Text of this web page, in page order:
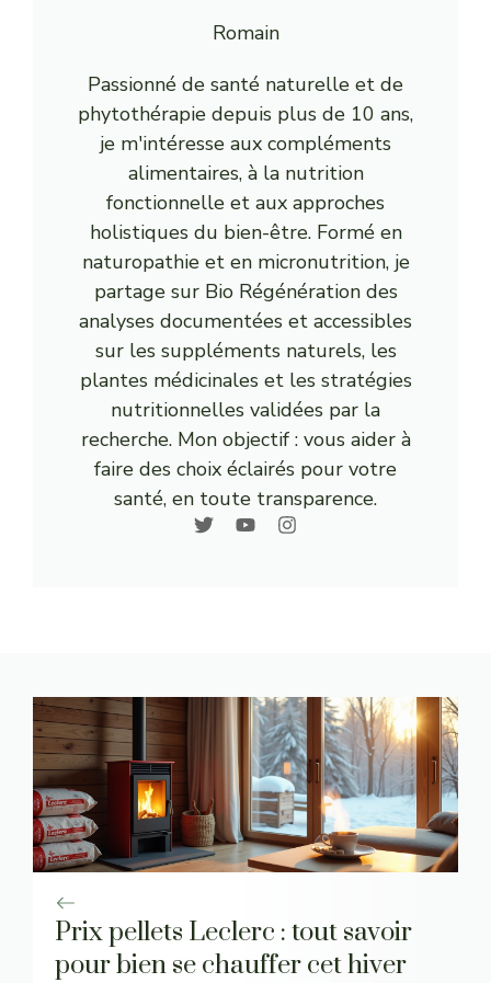
Romain
Passionné de santé naturelle et de
phytothérapie depuis plus de 10 ans,
je m'intéresse aux compléments
alimentaires, à la nutrition
fonctionnelle et aux approches
holistiques du bien-être. Formé en
naturopathie et en micronutrition, je
partage sur Bio Régénération des
analyses documentées et accessibles
sur les suppléments naturels, les
plantes médicinales et les stratégies
nutritionnelles validées par la
recherche. Mon objectif : vous aider à
faire des choix éclairés pour votre
santé, en toute transparence.
Prix pellets Leclerc : tout savoir
pour bien se chauffer cet hiver